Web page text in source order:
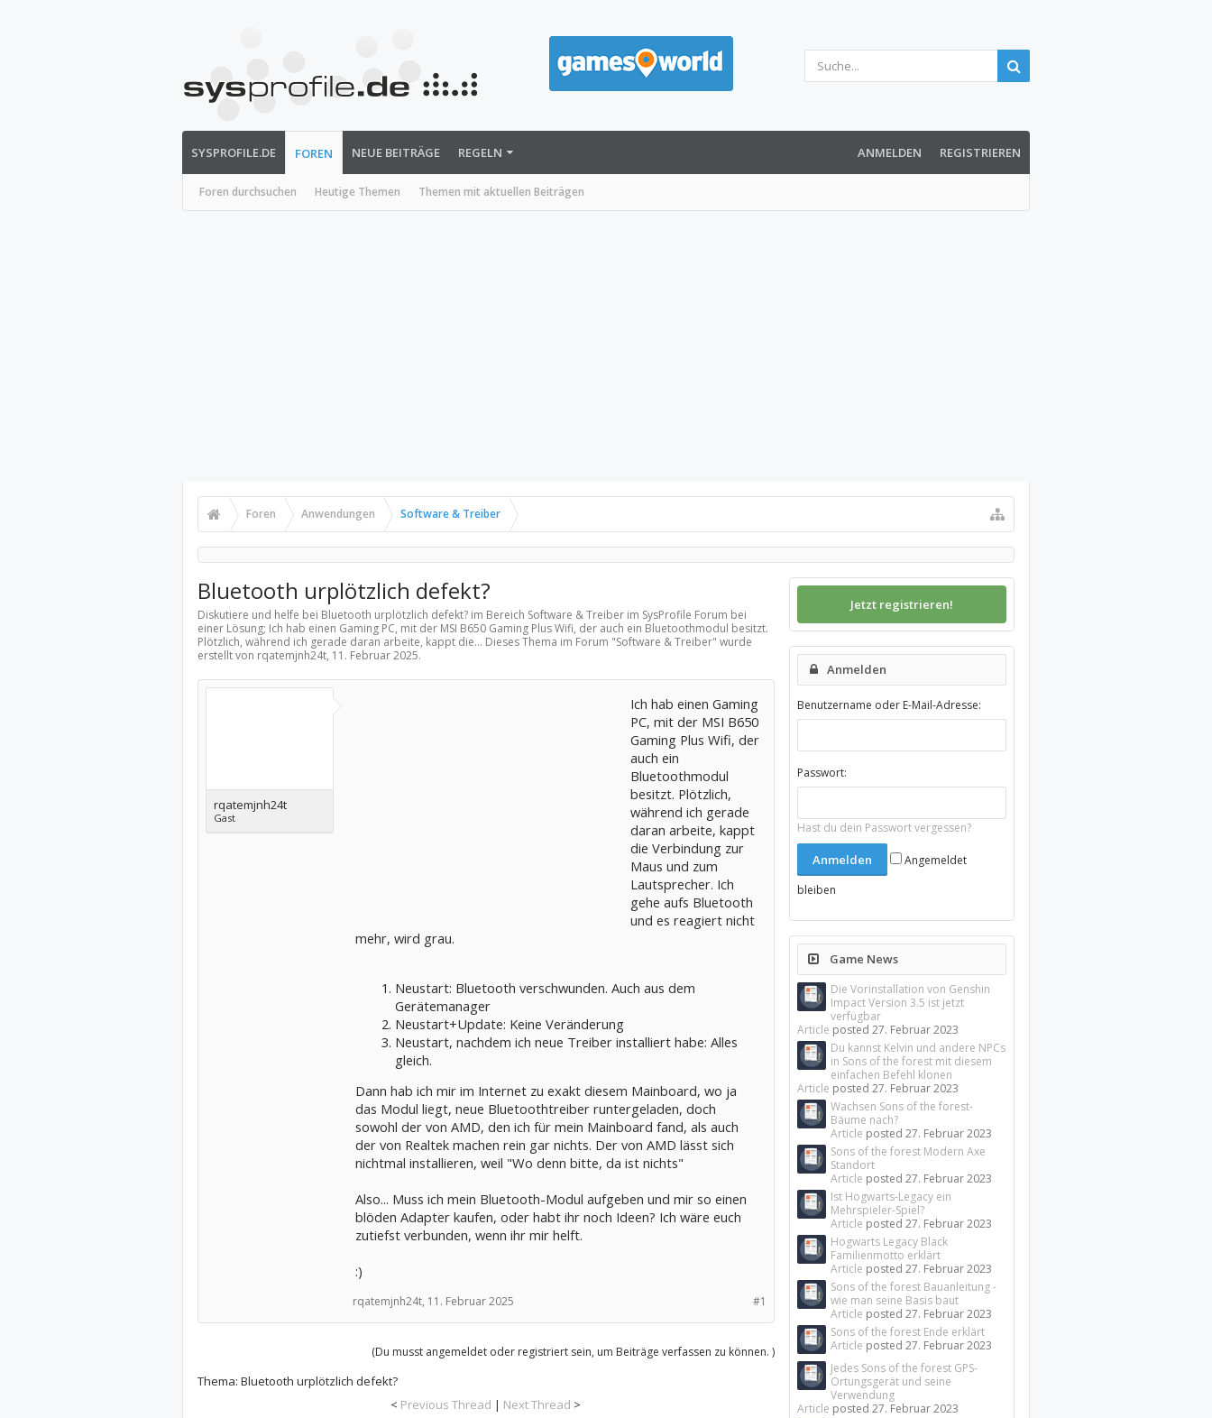
SYSPROFILE.DE FOREN
Foren durchsuchen Heutige Themen Themen mit aktuellen Beiträgen
NEUE BEITRÄGE REGELN ANMELDEN REGISTRIEREN
Foren Anwendungen Software & Treiber
Bluetooth urplötzlich defekt?
Diskutiere und helfe bei Bluetooth urplötzlich defekt? im Bereich Software & Treiberim SysProfile Forum bei
einer Lösung; Ich hab einen Gaming PC, mit der MSI B650 Gaming Plus Wifi, der auch ein Bluetoothmodul besitzt.
Plötzlich, während ich gerade daran arbeite, kappt die... Dieses Thema im Forum "Software & Treiber" wurde
erstellt von rqatemjnh24t, 11. Februar 2025.
rqatemjnh24t
Gast
Ich hab einen Gaming
PC, mit der MSI B650
Gaming Plus Wifi, der
auch ein
Bluetoothmodul
besitzt. Plötzlich,
während ich gerade
daran arbeite, kappt
die Verbindung zur
Maus und zum
Lautsprecher. Ich
gehe aufs Bluetooth
und es reagiert nicht
mehr, wird grau.
Neustart: Bluetooth verschwunden. Auch aus dem
Gerätemanager
Neustart+Update: Keine Veränderung
Neustart, nachdem ich neue Treiber installiert habe: Alles
gleich.
Dann hab ich mir im Internet zu exakt diesem Mainboard, wo ja
das Modul liegt, neue Bluetoothtreiber runtergeladen, doch
sowohl der von AMD, den ich für mein Mainboard fand, als auch
der von Realtek machen rein gar nichts. Der von AMD lässt sich
nichtmal installieren, weil "Wo denn bitte, da ist nichts"
Also... Muss ich mein Bluetooth-Modul aufgeben und mir so einen
blöden Adapter kaufen, oder habt ihr noch Ideen? Ich wäre euch
zutiefst verbunden, wenn ihr mir helft.
:)
#1
rqatemjnh24t, 11. Februar 2025
(Du musst angemeldet oder registriert sein, um Beiträge verfassen zu können. )
Thema: Bluetooth urplötzlich defekt?
< Previous Thread | Next Thread >
Jetzt registrieren!
Anmelden
Benutzername oder E-Mail-Adresse:
Passwort:
Hast du dein Passwort vergessen?
Angemeldet
bleiben
Game News
Die Vorinstallation von Genshin
Impact Version 3.5 ist jetzt
verfügbar
Article posted27. Februar 2023
Du kannst Kelvin und andere NPCs
in Sons of the forest mit diesem
einfachen Befehl klonen
Article posted27. Februar 2023
Wachsen Sons of the forest-
Bäume nach?
Article posted27. Februar 2023
Sons of the forest Modern Axe
Standort
Article posted27. Februar 2023
Ist Hogwarts-Legacy ein
Mehrspieler-Spiel?
Article posted27. Februar 2023
Hogwarts Legacy Black
Familienmotto erklärt
Article posted27. Februar 2023
Sons of the forest Bauanleitung -
wie man seine Basis baut
Article posted27. Februar 2023
Sons of the forest Ende erklärt
Article posted27. Februar 2023
Jedes Sons of the forest GPS-
Ortungsgerät und seine
Verwendung
Article posted27. Februar 2023